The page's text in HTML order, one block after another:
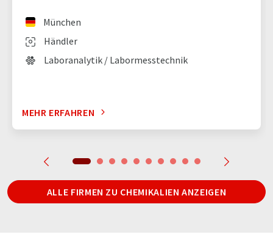
Händler
München
Laboranalytik / Labormesstechnik
MEHR ERFAHREN
ALLE FIRMEN ZU CHEMIKALIEN ANZEIGEN